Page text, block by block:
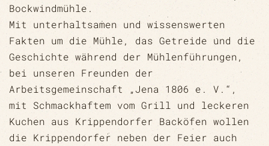
Bockwindmühle.
Mit unterhaltsamen und wissenswerten
Fakten um die Mühle, das Getreide und die
Geschichte während der Mühlenführungen,
bei unseren Freunden der
Arbeitsgemeinschaft „Jena 1806 e. V.“,
mit Schmackhaftem vom Grill und leckeren
Kuchen aus Krippendorfer Backöfen wollen
die Krippendorfer neben der Feier auch